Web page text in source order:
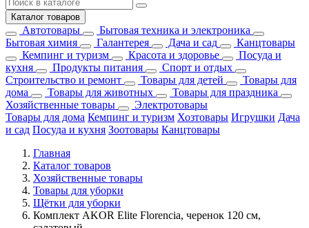
Каталог товаров
Автотовары
Бытовая техника и электроника
Бытовая химия
Галантерея Дача и сад
Канцтовары
Кемпинг и туризм
Красота и здоровье
Посуда и
кухня
Продукты питания
Спорт и отдых
Строительство и ремонт
Товары для детей
Товары для
дома
Товары для животных
Товары для праздника
Хозяйственные товары
Электротовары
Товары для дома Кемпинг и туризм Хозтовары Игрушки Дача
и сад Посуда и кухня Зоотовары Канцтовары
Главная
Каталог товаров
Хозяйственные товары
Товары для уборки
Щётки для уборки
Комплект AKOR Elite Florencia, черенок 120 см,